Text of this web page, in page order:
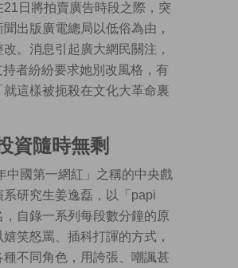
21日將拍賣廣告時段之際，突
出版廣電總局以低俗為由，
。消息引起廣大網民關注，
者紛紛要求她別改風格，有
就這樣被扼殺在文化大革命裏
資隨時無剩
中國第一網紅」之稱的中央戲
系研究生姜逸磊，以「papi
，自錄一系列每段數分鐘的原
笑怒罵、插科打諢的方式，
種不同角色，用誇張、嘲諷甚